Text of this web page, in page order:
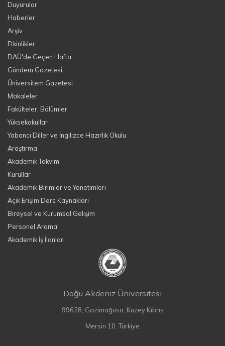
Duyurular
Haberler
Arşiv
Etkinlikler
DAÜ'de Geçen Hafta
Gündem Gazetesi
Üniversitem Gazetesi
Makaleler
Fakülteler, Bölümler
Yüksekokullar
Yabancı Diller ve İngilizce Hazırlık Okulu
Araştırma
Akademik Takvim
Kurullar
Akademik Birimler ve Yönetimleri
Açık Erişim Ders Kaynakları
Bireysel ve Kurumsal Gelişim
Personel Arama
Akademik İş İlanları
Doğu Akdeniz Üniversitesi
99628, Gazimağusa, Kuzey Kıbrıs
Mersin 10, Türkiye